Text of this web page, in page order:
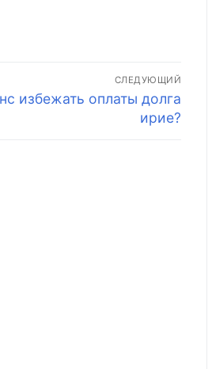
СЛЕДУЮЩИЙ
избежать оплаты долга
ирие?